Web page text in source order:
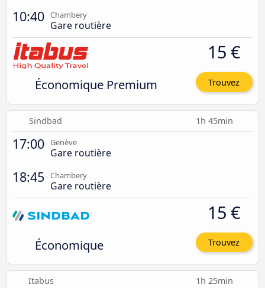
10:40 Chambery
Gare routière
Économique Premium
15 €
Trouvez
Sindbad 1h 45min
17:00 Genève
Gare routière
18:45 Chambery
Gare routière
Économique
15 €
Trouvez
Itabus 1h 25min